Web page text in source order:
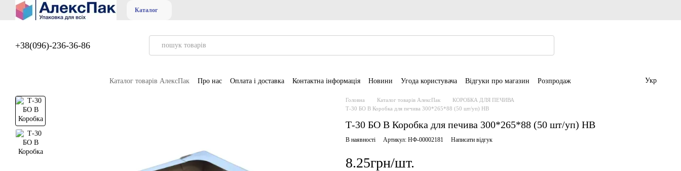
Перейти до основного контенту Каталог
+38(096)-236-36-86
Каталог товарів АлексПак Про нас Оплата і доставка Контактна інформація Новини Угода користувача Відгуки про магазин Розпродаж Укр
Головна Каталог товарів АлексПак
КОРОБКА ДЛЯ ПЕЧИВА
Т-30 БО В Коробка для печива 300*265*88 (50 шт/уп) НВ
Т-30 БО В Коробка для печива 300*265*88 (50 шт/уп) НВ
В наявності Артикул: НФ-00002181 Написати відгук
8.25грн/шт.